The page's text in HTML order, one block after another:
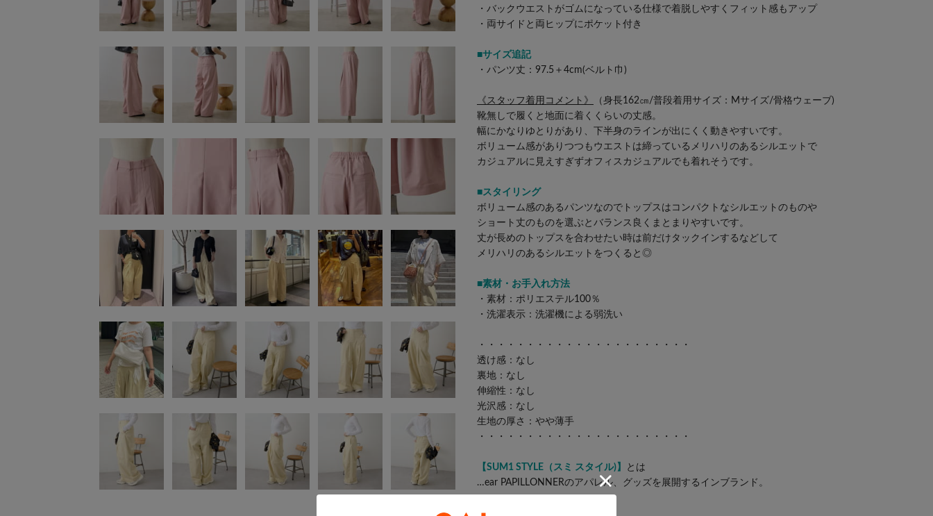
・バックウエストがゴムになっている仕様で着脱しやすくフィット感もアップ
・両サイドと両ヒップにポケット付き
■サイズ追記
・パンツ丈：97.5＋4cm(ベルト巾)
《スタッフ着用コメント》
（身長162㎝/普段着用サイズ：Mサイズ/骨格ウェーブ)
靴無しで履くと地面に着くくらいの丈感。
幅にかなりゆとりがあり、下半身のラインが出にくく動きやすいです。
ボリューム感がありつつもウエストは締っているメリハリのあるシルエットで
カジュアルに見えすぎずオフィスカジュアルでも着れそうです。
■スタイリング
ボリューム感のあるパンツなのでトップスはコンパクトなシルエットのものや
ショート丈のものを選ぶとバランス良くまとまりやすいです。
丈が長めのトップスを合わせたい時は前だけタックインするなどして
メリハリのあるシルエットをつくると◎
■素材・お手入れ方法
・素材：ポリエステル100％
・洗濯表示：洗濯機による弱洗い
・・・・・・・・・・・・・・・・・・・・・・
透け感：なし
裏地：なし
伸縮性：なし
光沢感：なし
生地の厚さ：やや薄手
・・・・・・・・・・・・・・・・・・・・・・
【SUM1 STYLE（スミ スタイル)】
とは
…ear PAPILLONNERのアパレル、グッズを展開するインブランド。
コンセプト▼